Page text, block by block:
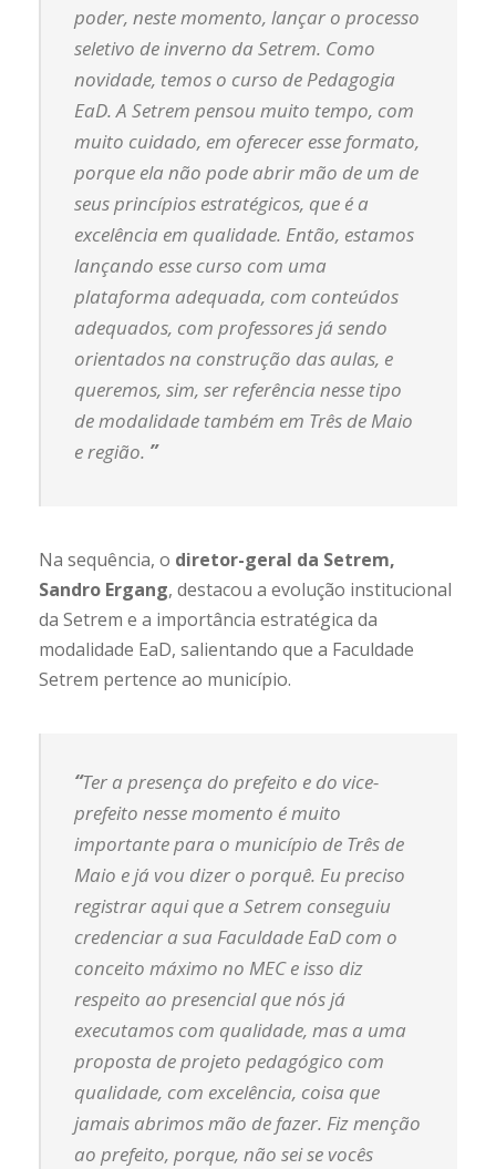
poder, neste momento, lançar o processo
seletivo de inverno da Setrem. Como
novidade, temos o curso de Pedagogia
EaD. A Setrem pensou muito tempo, com
muito cuidado, em oferecer esse formato,
porque ela não pode abrir mão de um de
seus princípios estratégicos, que é a
excelência em qualidade. Então, estamos
lançando esse curso com uma
plataforma adequada, com conteúdos
adequados, com professores já sendo
orientados na construção das aulas, e
queremos, sim, ser referência nesse tipo
de modalidade também em Três de Maio
e região. ”
Na sequência, o diretor-geral da Setrem,
Sandro Ergang, destacou a evolução institucional
da Setrem e a importância estratégica da
modalidade EaD, salientando que a Faculdade
Setrem pertence ao município.
“Ter a presença do prefeito e do vice-
prefeito nesse momento é muito
importante para o município de Três de
Maio e já vou dizer o porquê. Eu preciso
registrar aqui que a Setrem conseguiu
credenciar a sua Faculdade EaD com o
conceito máximo no MEC e isso diz
respeito ao presencial que nós já
executamos com qualidade, mas a uma
proposta de projeto pedagógico com
qualidade, com excelência, coisa que
jamais abrimos mão de fazer. Fiz menção
ao prefeito, porque, não sei se vocês